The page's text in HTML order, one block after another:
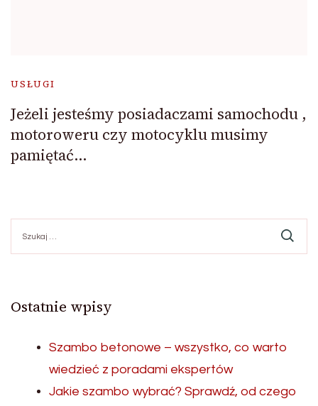
USŁUGI
Jeżeli jesteśmy posiadaczami samochodu ,
motoroweru czy motocyklu musimy
pamiętać…
Ostatnie wpisy
Szambo betonowe – wszystko, co warto
wiedzieć z poradami ekspertów
Jakie szambo wybrać? Sprawdź, od czego